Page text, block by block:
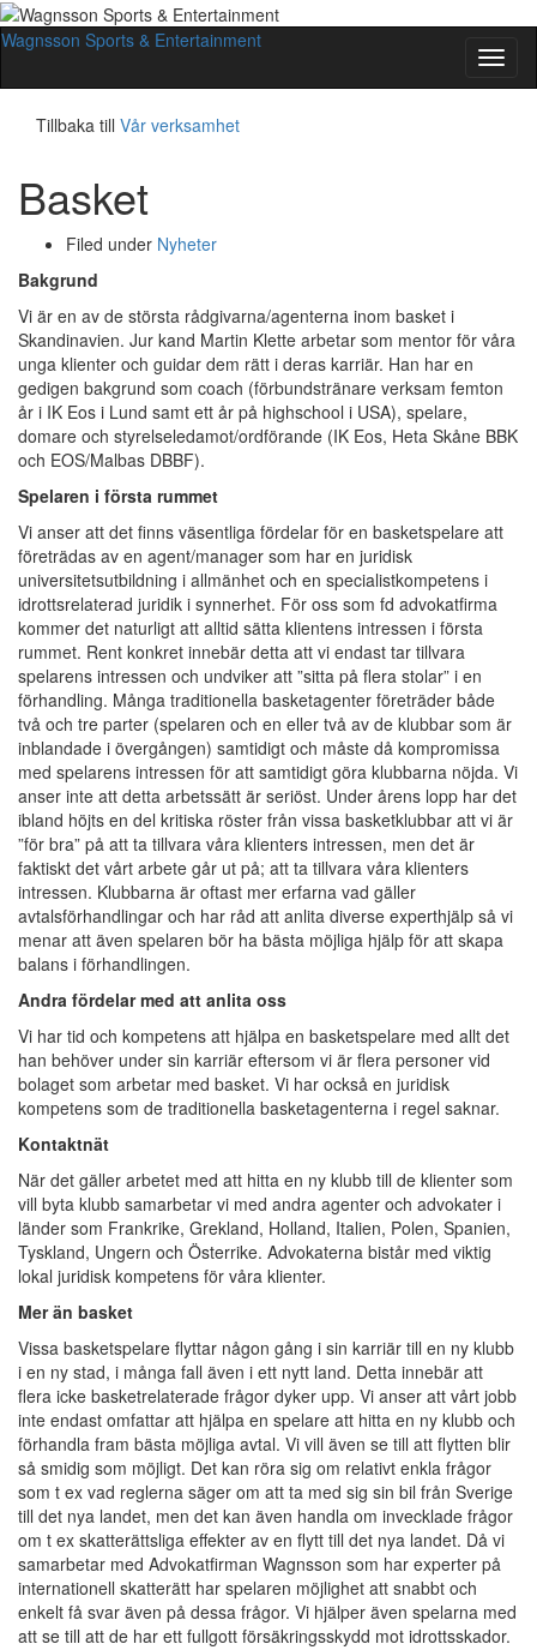
Slå
på/av
Wagnsson Sports & Entertainment
Tillbaka till Vår verksamhet
Basket
Filed under Nyheter
Bakgrund
Vi är en av de största rådgivarna/agenterna inom basket i
Skandinavien. Jur kand Martin Klette arbetar som mentor för våra
unga klienter och guidar dem rätt i deras karriär. Han har en
gedigen bakgrund som coach (förbundstränare verksam femton
år i IK Eos i Lund samt ett år på highschool i USA), spelare,
domare och styrelseledamot/ordförande (IK Eos, Heta Skåne BBK
och EOS/Malbas DBBF).
Spelaren i första rummet
Vi anser att det finns väsentliga fördelar för en basketspelare att
företrädas av en agent/manager som har en juridisk
universitetsutbildning i allmänhet och en specialistkompetens i
idrottsrelaterad juridik i synnerhet. För oss som fd advokatfirma
kommer det naturligt att alltid sätta klientens intressen i första
rummet. Rent konkret innebär detta att vi endast tar tillvara
spelarens intressen och undviker att ”sitta på flera stolar” i en
förhandling. Många traditionella basketagenter företräder både
två och tre parter (spelaren och en eller två av de klubbar som är
inblandade i övergången) samtidigt och måste då kompromissa
med spelarens intressen för att samtidigt göra klubbarna nöjda. Vi
anser inte att detta arbetssätt är seriöst. Under årens lopp har det
ibland höjts en del kritiska röster från vissa basketklubbar att vi är
”för bra” på att ta tillvara våra klienters intressen, men det är
faktiskt det vårt arbete går ut på; att ta tillvara våra klienters
intressen. Klubbarna är oftast mer erfarna vad gäller
avtalsförhandlingar och har råd att anlita diverse experthjälp så vi
menar att även spelaren bör ha bästa möjliga hjälp för att skapa
balans i förhandlingen.
Andra fördelar med att anlita oss
Vi har tid och kompetens att hjälpa en basketspelare med allt det
han behöver under sin karriär eftersom vi är flera personer vid
bolaget som arbetar med basket. Vi har också en juridisk
kompetens som de traditionella basketagenterna i regel saknar.
Kontaktnät
När det gäller arbetet med att hitta en ny klubb till de klienter som
vill byta klubb samarbetar vi med andra agenter och advokater i
länder som Frankrike, Grekland, Holland, Italien, Polen, Spanien,
Tyskland, Ungern och Österrike. Advokaterna bistår med viktig
lokal juridisk kompetens för våra klienter.
Mer än basket
Vissa basketspelare flyttar någon gång i sin karriär till en ny klubb
i en ny stad, i många fall även i ett nytt land. Detta innebär att
flera icke basketrelaterade frågor dyker upp. Vi anser att vårt jobb
inte endast omfattar att hjälpa en spelare att hitta en ny klubb och
förhandla fram bästa möjliga avtal. Vi vill även se till att flytten blir
så smidig som möjligt. Det kan röra sig om relativt enkla frågor
som t ex vad reglerna säger om att ta med sig sin bil från Sverige
till det nya landet, men det kan även handla om invecklade frågor
om t ex skatterättsliga effekter av en flytt till det nya landet. Då vi
samarbetar med Advokatfirman Wagnsson som har experter på
internationell skatterätt har spelaren möjlighet att snabbt och
enkelt få svar även på dessa frågor. Vi hjälper även spelarna med
att se till att de har ett fullgott försäkringsskydd mot idrottsskador.